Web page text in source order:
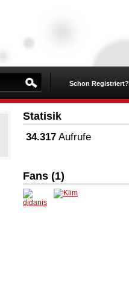
Schon Registriert?
Statisik
34.317 Aufrufe
Fans (1)